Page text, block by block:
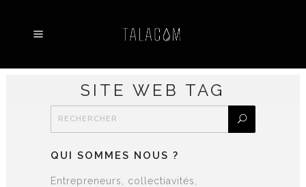
SITE WEB TAG
QUI SOMMES NOUS ?
Entrepreneurs, collectiavités,